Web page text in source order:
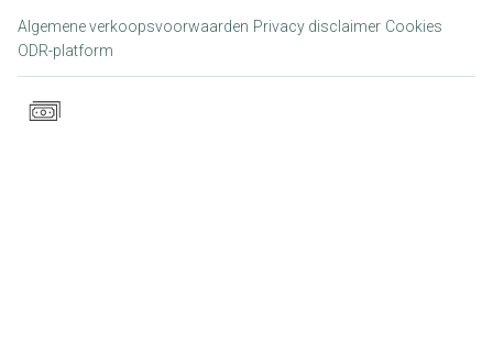
Algemene verkoopsvoorwaarden Privacy disclaimer Cookies
ODR-platform